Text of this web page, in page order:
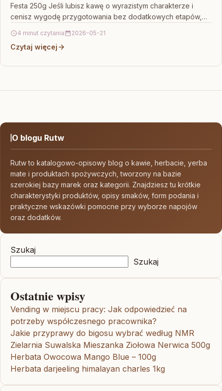
Festa 250g Jeśli lubisz kawę o wyrazistym charakterze i
cenisz wygodę przygotowania bez dodatkowych etapów,…
4 minut czytania 2026-05-21
Czytaj więcej
O blogu Rutw
Rutw to katalogowo-opisowy blog o kawie, herbacie, yerba
mate i produktach spożywczych, tworzony na bazie
szerokiej bazy marek oraz kategorii. Znajdziesz tu krótkie
charakterystyki produktów, opisy smaków, form podania i
praktyczne wskazówki pomocne przy wyborze napojów
oraz dodatków.
Szukaj
Szukaj
Ostatnie wpisy
Vending w miejscu pracy: Jak odpowiedzieć na
potrzeby współczesnego pracownika?
Jakie przyprawy do bigosu wybrać według NMR
Zielarnia Suwalska Mieszanka Ziołowa Nerwica 500g
Herbata Owocowa Mango Blue – 100g
Herbata darjeeling himalayan charles 1kg